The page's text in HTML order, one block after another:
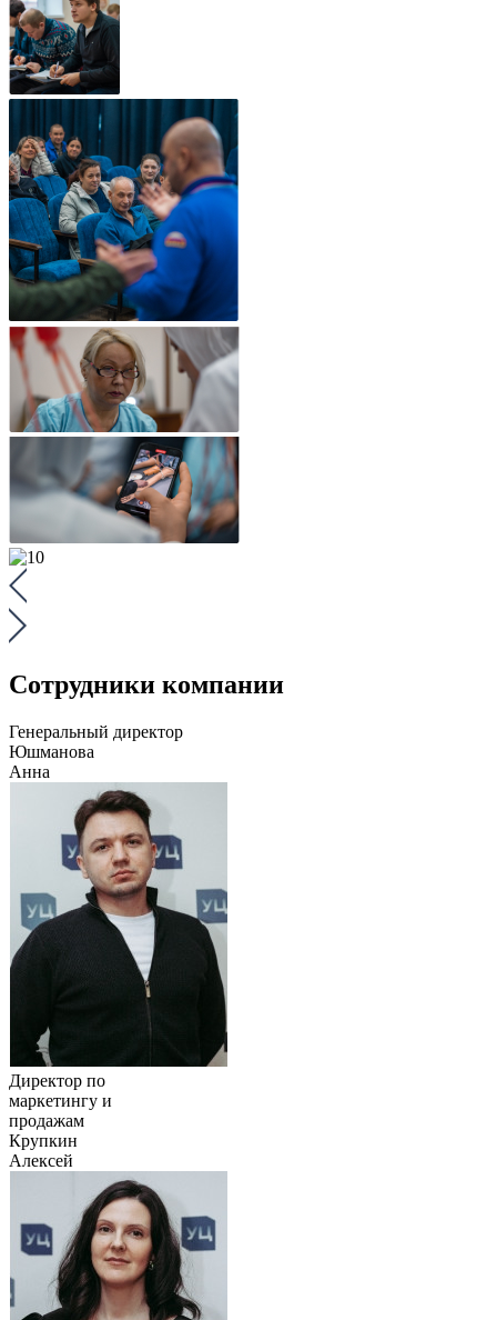
Сотрудники компании
Генеральный директор
Юшманова
Анна
Директор по
маркетингу и
продажам
Крупкин
Алексей